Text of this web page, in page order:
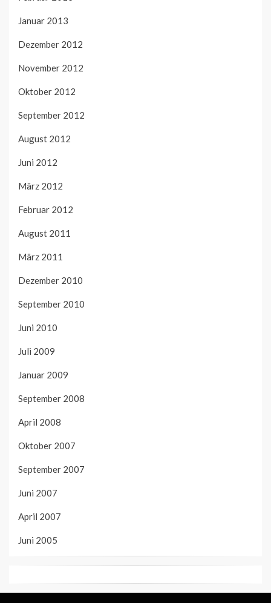
Januar 2013
Dezember 2012
November 2012
Oktober 2012
September 2012
August 2012
Juni 2012
März 2012
Februar 2012
August 2011
März 2011
Dezember 2010
September 2010
Juni 2010
Juli 2009
Januar 2009
September 2008
April 2008
Oktober 2007
September 2007
Juni 2007
April 2007
Juni 2005